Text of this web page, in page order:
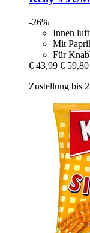
-26%
Innen
Mit
Für
€ 43,99 € 59,80
Zustellung bis